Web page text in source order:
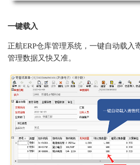
一键载入
正航ERP仓库管理系统，一键自动载入
管理数据又快又准。